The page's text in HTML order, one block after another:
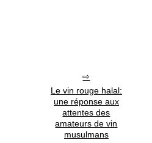
Le vin rouge halal:
une réponse aux
attentes des
amateurs de vin
musulmans